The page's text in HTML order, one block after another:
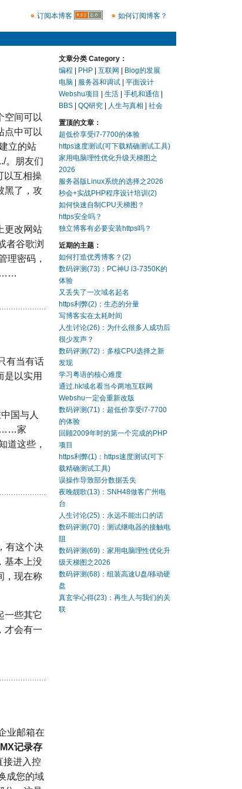
订阅本博客 如何订阅博客？
空间可以
点中可以
立的站
。朋友们
以互相操
黑了，攻
更改网站
者谷歌浏
理密码，
)……
有当有话
是以实用
国与人
……家
道这些，
有这个决
基本上没
，现在称
一些其它
才会有一
业邮箱在
记录存
接进入控
成您的域
文章分类 Category：
编程
PHP 互联网
Blog的发展
电脑
服务器和调试
平面设计
Webshu项目
生活 手机和通信
BBS
QQ研究 人生与真相 社会
置顶的文章：
超低价享受i7-7700的体验
https速度测试(可下载精确测试工具)
家用电脑理性优化升级天梯图之
2026
服务器版Linux系统的选择之2026
秒会+实战PHP程序设计培训(2)
如何快速自制CPU天梯图？
https安全吗？
独立博客有必要安装https吗？
近期的主题：
如何打造优秀博客？(2)
数码评测(73)：PC神U i3-7350K的
体验
又丢失了一次域名起名
https利弊(2)：生态的分量
写博客实在太耗时间
人生讨论(26)：为什么很多人成功后
很少发声？
数码评测(72)：多核CPU选择之新
发现
学习粤语的核心难度
通过.hk域名看当今两地互联网
Webshu一定会重新改版
数码评测(71)：超低价享受i7-7700
的体验
回顾2009年时的第一个完成的PHP
项目
https利弊(1)：https速度测试(可下
载精确测试工具)
误操作导致部分数据丢失
夜晚靓歌(13)：SNH48做客广州电
台
人生讨论(25)：永远不能出口的话
数码评测(70)：测试继电器的接触电
阻
数码评测(69)：家用电脑理性优化升
级天梯图之2026
数码评测(68)：组装高速U盘/移动硬
盘
真玄学心得(23)：再生人与我们的关
联